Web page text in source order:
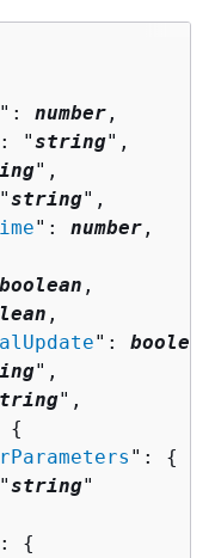
": number ,
"string",
",
string",
": number ,
boolean ,
,
": boolean
",
",
{
": {
string"
{